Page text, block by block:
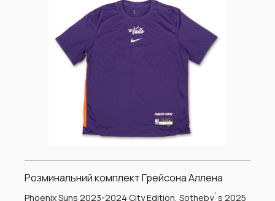
Розминальний комплект Грейсона Аллена
Phoenix Suns 2023-2024 City Edition, Sotheby`s 2025